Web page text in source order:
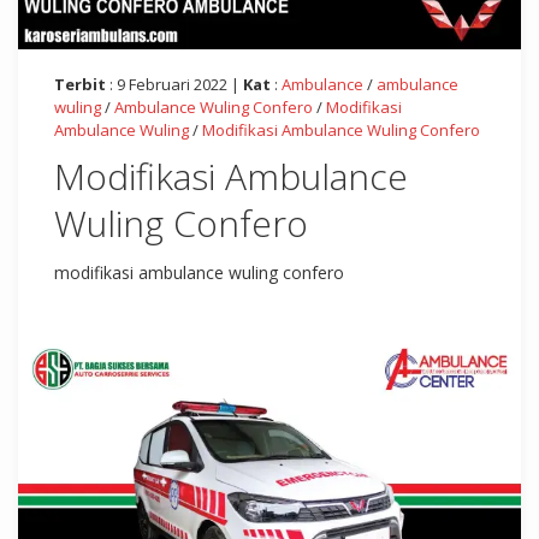
Terbit : 9 Februari 2022 | Kat : Ambulance / ambulance
wuling/Ambulance Wuling Confero /Modifikasi
Ambulance Wuling/Modifikasi Ambulance Wuling Confero
Modifikasi Ambulance
Wuling Confero
modifikasi ambulance wuling confero